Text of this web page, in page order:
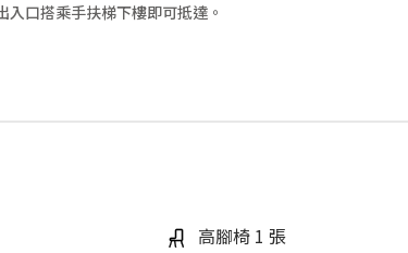
口搭乘手扶梯下樓即可抵達。
高腳椅 1 張